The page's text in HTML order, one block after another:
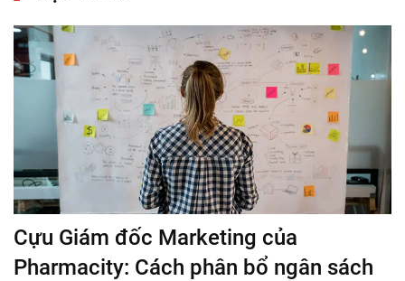
Cựu Giám đốc Marketing của
Pharmacity: Cách phân bổ ngân sách